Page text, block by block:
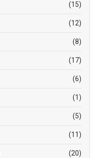
(15)
(12)
(8)
(17)
(6)
(1)
(5)
(11)
(20)